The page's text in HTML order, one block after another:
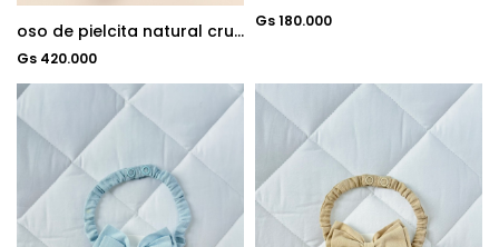
oso de pielcita natural crudo
Gs 420.000
Gs 180.000